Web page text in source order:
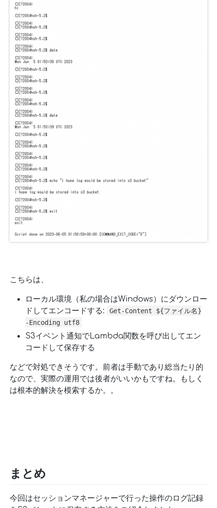
こちらは、
ローカル環境（私の場合はWindows）にダウンロー
ドしてエンコードする:
Get-Content ${ファイル名}
-Encoding utf8
S3イベント通知でLambda関数を呼び出してエン
コードして保存する
などで対処できそうです。前者は手動であり総当たり的
なので、実際の運用では後者がいいかもですね。もしく
は根本的解決を模索するか。。
まとめ
今回はセッションマネージャーで行った操作のログ記録